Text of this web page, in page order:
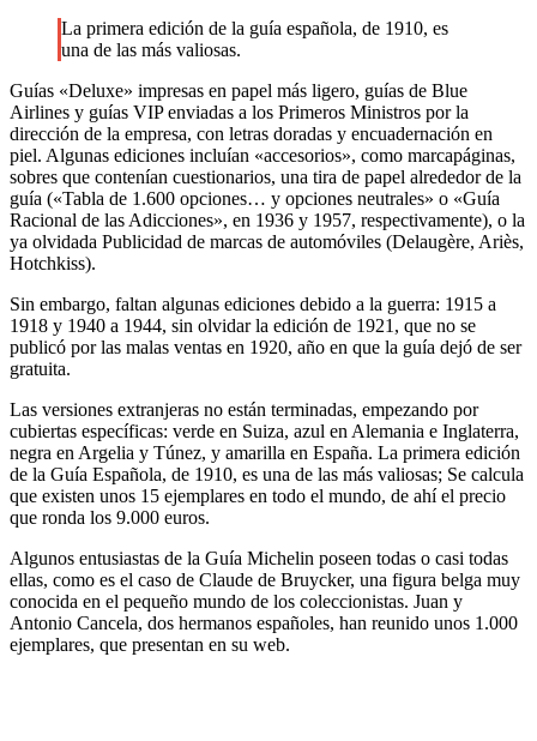
La primera edición de la guía española, de 1910, es
una de las más valiosas.
Guías «Deluxe» impresas en papel más ligero, guías de Blue
Airlines y guías VIP enviadas a los Primeros Ministros por la
dirección de la empresa, con letras doradas y encuadernación en
piel. Algunas ediciones incluían «accesorios», como marcapáginas,
sobres que contenían cuestionarios, una tira de papel alrededor de la
guía («Tabla de 1.600 opciones… y opciones neutrales» o «Guía
Racional de las Adicciones», en 1936 y 1957, respectivamente), o la
ya olvidada Publicidad de marcas de automóviles (Delaugère, Ariès,
Hotchkiss).
Sin embargo, faltan algunas ediciones debido a la guerra: 1915 a
1918 y 1940 a 1944, sin olvidar la edición de 1921, que no se
publicó por las malas ventas en 1920, año en que la guía dejó de ser
gratuita.
Las versiones extranjeras no están terminadas, empezando por
cubiertas específicas: verde en Suiza, azul en Alemania e Inglaterra,
negra en Argelia y Túnez, y amarilla en España. La primera edición
de la Guía Española, de 1910, es una de las más valiosas; Se calcula
que existen unos 15 ejemplares en todo el mundo, de ahí el precio
que ronda los 9.000 euros.
Algunos entusiastas de la Guía Michelin poseen todas o casi todas
ellas, como es el caso de Claude de Bruycker, una figura belga muy
conocida en el pequeño mundo de los coleccionistas. Juan y
Antonio Cancela, dos hermanos españoles, han reunido unos 1.000
ejemplares, que presentan en su web.